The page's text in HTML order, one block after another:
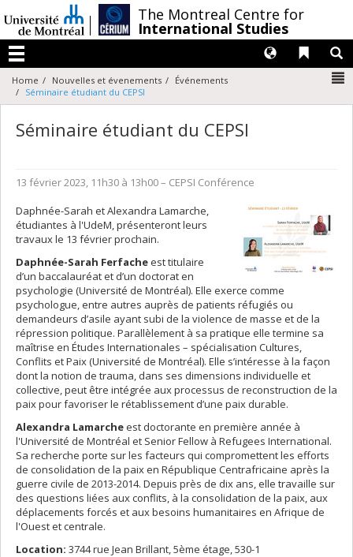
au
contenu
The Montreal Centre for
International Studies
Menu
Liens
Langues
Home Nouvelles et évenements
Événements
Séminaire étudiant du CEPSI
Séminaire étudiant du CEPSI
13 février 2023, 11h30 à 13h00– CEPSI Conférence
Daphnée-Sarah et Alexandra Lamarche,
étudiantes à l'UdeM, présenteront leurs
travaux le 13 février prochain.
Daphnée-Sarah Ferfacheest titulaire
d’un baccalauréat et d’un doctorat en
psychologie (Université de Montréal). Elle exerce comme
psychologue, entre autres auprès de patients réfugiés ou
demandeurs d’asile ayant subi de la violence de masse et de la
répression politique. Parallèlement à sa pratique elle termine sa
maîtrise en Études Internationales – spécialisation Cultures,
Conflits et Paix (Université de Montréal). Elle s’intéresse à la façon
dont la notion de trauma, dans ses dimensions individuelle et
collective, peut être intégrée aux processus de reconstruction de la
paix pour favoriser le rétablissement d’une paix durable.
Alexandra Lamarcheest doctorante en première année à
l'Université de Montréal et Senior Fellow à Refugees International.
Sa recherche porte sur les facteurs qui compromettent les efforts
de consolidation de la paix en République Centrafricaine après la
guerre civile de 2013-2014. Depuis près de dix ans, elle travaille sur
des questions liées aux conflits, à la consolidation de la paix, aux
déplacements forcés et aux besoins humanitaires en Afrique de
l'Ouest et centrale.
Location: 3744 rue Jean Brillant, 5ème étage, 530-1